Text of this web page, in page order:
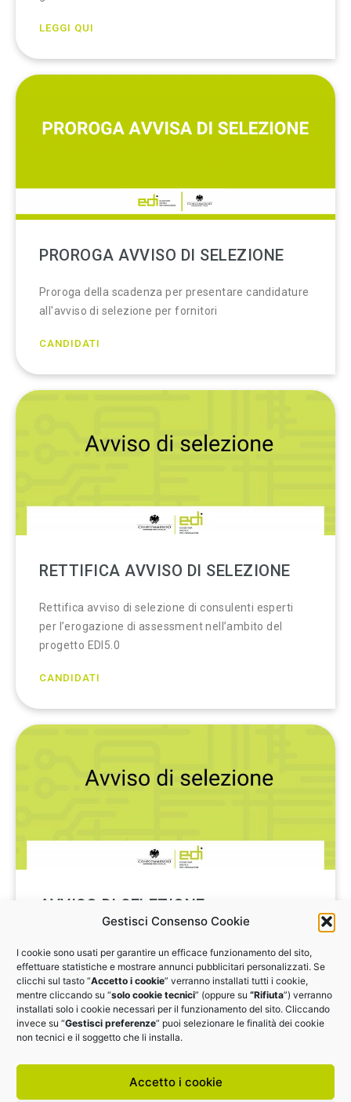
Gestisci Consenso Cookie
I cookie sono usati per garantire un efficace funzionamento del sito,
effettuare statistiche e mostrare annunci pubblicitari personalizzati. Se
clicchi sul tasto “Accetto i cookie” verranno installati tutti i cookie,
mentre cliccando su “solo cookie tecnici” (oppure su “Rifiuta”) verranno
installati solo i cookie necessari per il funzionamento del sito. Cliccando
invece su “Gestisci preferenze” puoi selezionare le finalità dei cookie
non tecnici e il soggetto che li installa.
Accetto i cookie
LEGGI QUI
PROROGA AVVISO DI SELEZIONE
Proroga della scadenza per presentare candidature
all'avviso di selezione per fornitori
CANDIDATI
RETTIFICA AVVISO DI SELEZIONE
Rettifica avviso di selezione di consulenti esperti
per l’erogazione di assessment nell’ambito del
progetto EDI5.0
CANDIDATI
AVVISO DI SELEZIONE
l’erogazione di assessment nell’ambito del progetto
EDI5.0
CANDIDATI